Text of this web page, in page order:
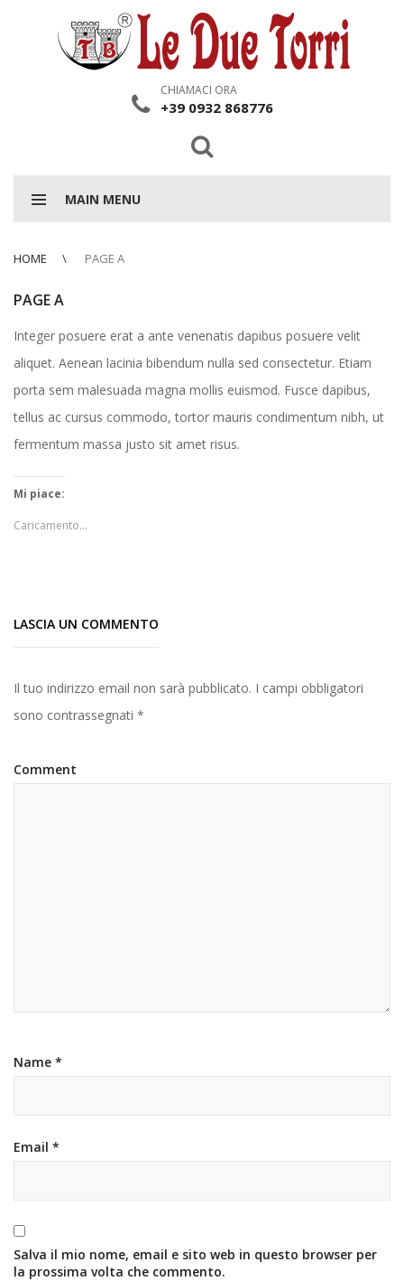
CHIAMACI ORA
+39 0932 868776
MAIN MENU
HOME PAGE A
PAGE A
Integer posuere erat a ante venenatis dapibus posuere velit
aliquet. Aenean lacinia bibendum nulla sed consectetur. Etiam
porta sem malesuada magna mollis euismod. Fusce dapibus,
tellus ac cursus commodo, tortor mauris condimentum nibh, ut
fermentum massa justo sit amet risus.
Mi piace:
Caricamento...
LASCIA UN COMMENTO
Il tuo indirizzo email non sarà pubblicato. I campi obbligatori
sono contrassegnati *
Comment
Name *
Email *
Salva il mio nome, email e sito web in questo browser per
la prossima volta che commento.